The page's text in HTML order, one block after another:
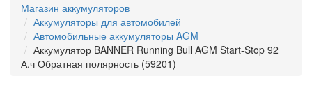
Магазин аккумуляторов
Аккумуляторы для автомобилей
Автомобильные аккумуляторы AGM
Аккумулятор BANNER Running Bull AGM Start-Stop 92
А.ч Обратная полярность (59201)